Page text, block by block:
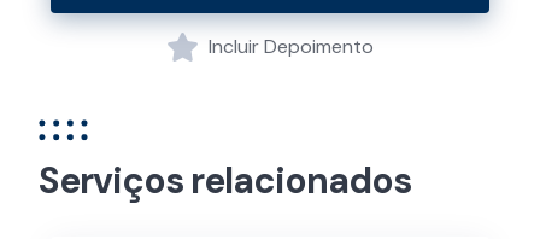
Incluir Depoimento
Serviços relacionados